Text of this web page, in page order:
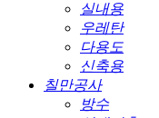
실내용
우레탄
다용도
신축용
칠만공사
방수